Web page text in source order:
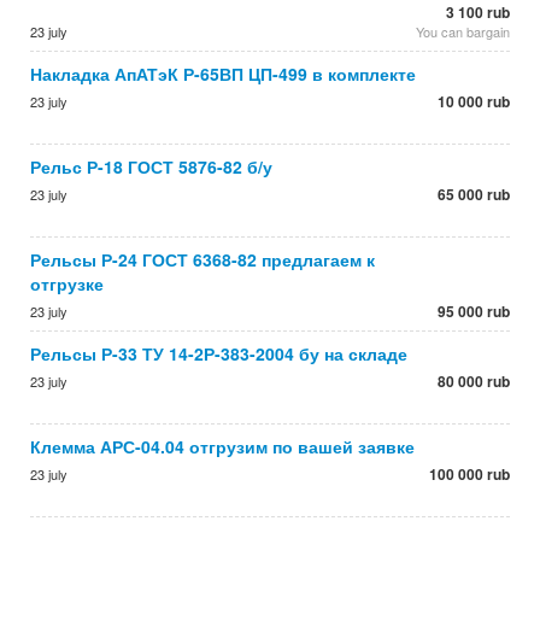
23 july
3 100 rub
You can bargain
Накладка АпАТэК Р-65ВП ЦП-499 в комплекте
23 july 10 000 rub
Рельс Р-18 ГОСТ 5876-82 б/у
23 july 65 000 rub
Рельсы Р-24 ГОСТ 6368-82 предлагаем к
отгрузке
23 july 95 000 rub
Рельсы Р-33 ТУ 14-2Р-383-2004 бу на складе
23 july 80 000 rub
Клемма АРС-04.04 отгрузим по вашей заявке
23 july 100 000 rub